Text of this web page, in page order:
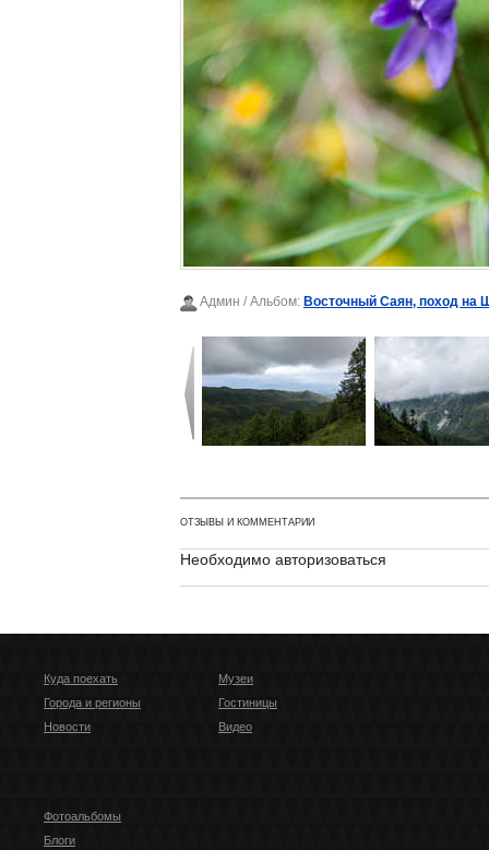
Админ / Альбом: Восточный Саян, поход на
ОТЗЫВЫ И КОММЕНТАРИИ
Необходимо авторизоваться
Куда поехать
Города и регионы
Новости
Музеи
Гостиницы
Видео
Фотоальбомы
Блоги